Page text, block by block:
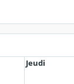
Jeudi